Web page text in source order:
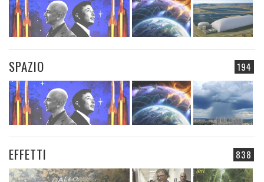
194
SPAZIO
838
EFFETTI